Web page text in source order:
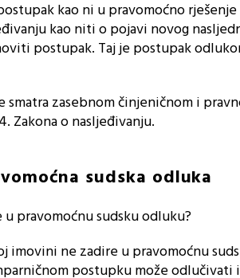
kao ni u pravomoćno
kao niti o pojavi novog
postupak. Taj je postupak
zasebnom činjeničnom i
Zakona o nasljeđivanju.
sudska odluka
pravomoćnu sudsku odluku?
imovini ne zadire u pravomoćnu
postupku može odlučivati